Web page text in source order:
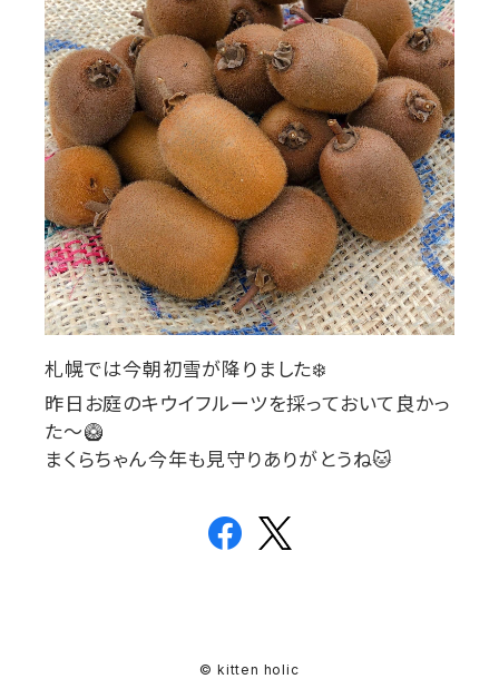
札幌では今朝初雪が降りました❄️
昨日お庭のキウイフルーツを採っておいて良かっ
た〜🥝
まくらちゃん今年も見守りありがとうね🐱
© kitten holic